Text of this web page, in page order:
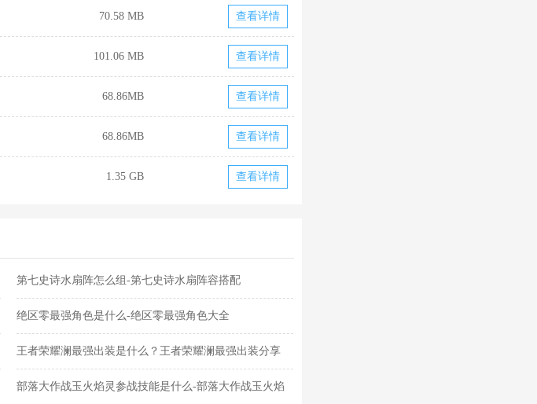
70.58 MB 查看详情
101.06 MB 查看详情
68.86MB 查看详情
68.86MB 查看详情
1.35 GB 查看详情
第七史诗水扇阵怎么组-第七史诗水扇阵容搭配
绝区零最强角色是什么-绝区零最强角色大全
王者荣耀澜最强出装是什么？王者荣耀澜最强出装分享
部落大作战玉火焰灵参战技能是什么-部落大作战玉火焰